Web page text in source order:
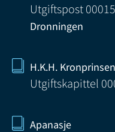
Utgiftspost
Dronningen
H.K.H.
Utgiftskapittel
Apanasje